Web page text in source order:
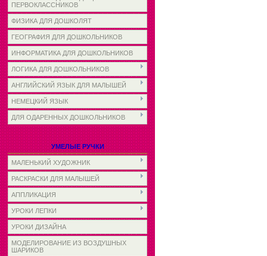
ПЕРВОКЛАССНИКОВ
ФИЗИКА ДЛЯ ДОШКОЛЯТ
ГЕОГРАФИЯ ДЛЯ ДОШКОЛЬНИКОВ
ИНФОРМАТИКА ДЛЯ ДОШКОЛЬНИКОВ
ЛОГИКА ДЛЯ ДОШКОЛЬНИКОВ
АНГЛИЙСКИЙ ЯЗЫК ДЛЯ МАЛЫШЕЙ
НЕМЕЦКИЙ ЯЗЫК
ДЛЯ ОДАРЕННЫХ ДОШКОЛЬНИКОВ
УМЕЛЫЕ РУЧКИ
МАЛЕНЬКИЙ ХУДОЖНИК
РАСКРАСКИ ДЛЯ МАЛЫШЕЙ
АППЛИКАЦИЯ
УРОКИ ЛЕПКИ
УРОКИ ДИЗАЙНА
МОДЕЛИРОВАНИЕ ИЗ ВОЗДУШНЫХ
ШАРИКОВ